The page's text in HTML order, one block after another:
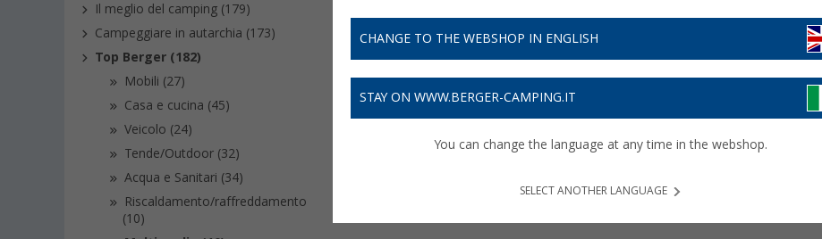
Il meglio del camping (179)
Campeggiare in autarchia (173)
Top Berger (182)
Mobili (27)
Casa e cucina (45)
Veicolo (24)
Tende/Outdoor (32)
Acqua e Sanitari (34)
Riscaldamento/raffreddamento
(10)
Casalinghi Veicolo
CHANGE TO THE WEBSHOP IN ENGLISH
STAY ON WWW.BERGER-CAMPING.IT
You can change the language at any time in the webshop.
SELECT ANOTHER LANGUAGE